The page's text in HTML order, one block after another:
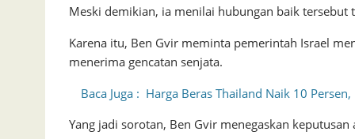
Meski demikian, ia menilai hubungan baik
Karena itu, Ben Gvir meminta pemerintah Israel
menerima gencatan senjata.
Baca Juga : Harga Beras Thailand Naik 10
Yang jadi sorotan, Ben Gvir menegaskan